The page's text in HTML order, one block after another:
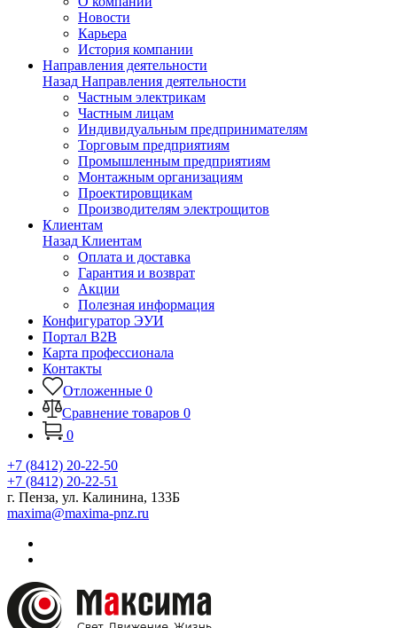
Новости
Карьера
История компании
Направления деятельности
Назад Направления деятельности
Частным электрикам
Частным лицам
Индивидуальным предпринимателям
Торговым предприятиям
Промышленным предприятиям
Монтажным организациям
Проектировщикам
Производителям электрощитов
Клиентам
Назад Клиентам
Оплата и доставка
Гарантия и возврат
Акции
Полезная информация
Конфигуратор ЭУИ
Портал B2B
Карта профессионала
Контакты
Отложенные 0
Сравнение товаров 0
0
+7 (8412) 20-22-50
+7 (8412) 20-22-51
г. Пенза, ул. Калинина, 133Б
maxima@maxima-pnz.ru